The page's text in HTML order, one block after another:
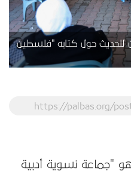
للحديث حول كتابه "فلسطين
https://palbas.org/
"جماعة نسوية أدبية